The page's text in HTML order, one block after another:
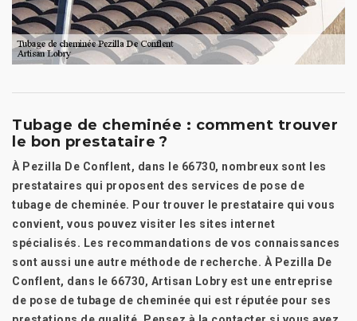
Tubage de cheminée : comment trouver
le bon prestataire ?
À Pezilla De Conflent, dans le 66730, nombreux sont les
prestataires qui proposent des services de pose de
tubage de cheminée. Pour trouver le prestataire qui vous
convient, vous pouvez visiter les sites internet
spécialisés. Les recommandations de vos connaissances
sont aussi une autre méthode de recherche. À Pezilla De
Conflent, dans le 66730, Artisan Lobry est une entreprise
de pose de tubage de cheminée qui est réputée pour ses